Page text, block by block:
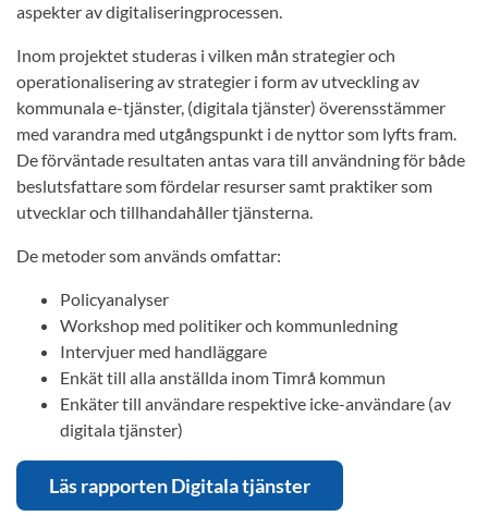
aspekter av digitaliseringprocessen.
Inom projektet studeras i vilken mån strategier och
operationalisering av strategier i form av utveckling av
kommunala e-tjänster, (digitala tjänster) överensstämmer
med varandra med utgångspunkt i de nyttor som lyfts fram.
De förväntade resultaten antas vara till användning för både
beslutsfattare som fördelar resurser samt praktiker som
utvecklar och tillhandahåller tjänsterna.
De metoder som används omfattar:
Policyanalyser
Workshop med politiker och kommunledning
Intervjuer med handläggare
Enkät till alla anställda inom Timrå kommun
Enkäter till användare respektive icke-användare (av
digitala tjänster)
Läs rapporten Digitala tjänster